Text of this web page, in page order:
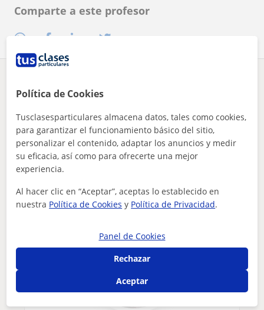
Comparte a este profesor
Tus clases particulares Italiano
Barcelona
Sant Quirze del Vallès
clases de conversación en italiano para todas las edades
Otros profesores de Italiano en Sant
Quirze del Vallès que pueden interesarte
Política de Cookies
Tusclasesparticulares almacena datos, tales como cookies,
para garantizar el funcionamiento básico del sitio,
personalizar el contenido, adaptar los anuncios y medir
su eficacia, así como para ofrecerte una mejor
experiencia.
Al hacer clic en “Aceptar”, aceptas lo establecido en
nuestra Política de Cookies y Política de Privacidad.
Panel de Cookies
Rechazar
Aceptar